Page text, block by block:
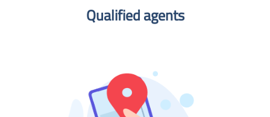
Qualified agents​